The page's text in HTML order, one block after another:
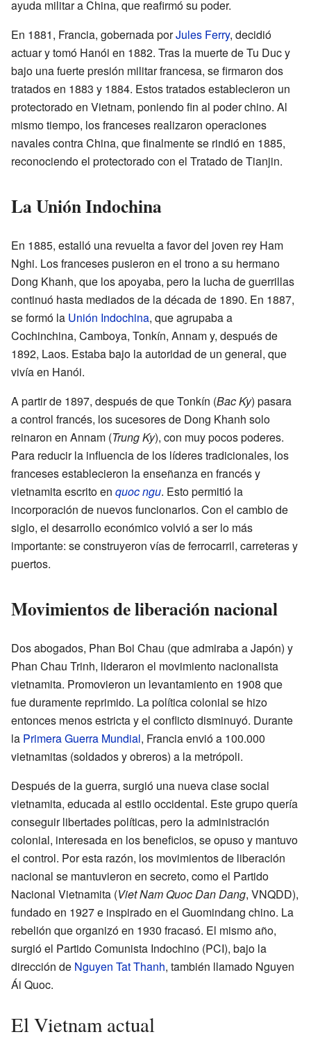
ayuda militar a China, que reafirmó su poder.
En 1881, Francia, gobernada porJules Ferry, decidió
actuar y tomó Hanói en 1882. Tras la muerte de Tu Duc y
bajo una fuerte presión militar francesa, se firmaron dos
tratados en 1883 y 1884. Estos tratados establecieron un
protectorado en Vietnam, poniendo fin al poder chino. Al
mismo tiempo, los franceses realizaron operaciones
navales contra China, que finalmente se rindió en 1885,
reconociendo el protectorado con el Tratado de Tianjin.
La Unión Indochina
En 1885, estalló una revuelta a favor del joven rey Ham
Nghi. Los franceses pusieron en el trono a su hermano
Dong Khanh, que los apoyaba, pero la lucha de guerrillas
continuó hasta mediados de la década de 1890. En 1887,
se formó la Unión Indochina, que agrupaba a
Cochinchina, Camboya, Tonkín, Annam y, después de
1892, Laos. Estaba bajo la autoridad de un general, que
vivía en Hanói.
A partir de 1897, después de que Tonkín (Bac Ky) pasara
a control francés, los sucesores de Dong Khanh solo
reinaron en Annam (Trung Ky), con muy pocos poderes.
Para reducir la influencia de los líderes tradicionales, los
franceses establecieron la enseñanza en francés y
vietnamita escrito en quoc ngu. Esto permitió la
incorporación de nuevos funcionarios. Con el cambio de
siglo, el desarrollo económico volvió a ser lo más
importante: se construyeron vías de ferrocarril, carreteras y
puertos.
Movimientos de liberación nacional
Dos abogados, Phan Boi Chau (que admiraba a Japón) y
Phan Chau Trinh, lideraron el movimiento nacionalista
vietnamita. Promovieron un levantamiento en 1908 que
fue duramente reprimido. La política colonial se hizo
entonces menos estricta y el conflicto disminuyó. Durante
la Primera Guerra Mundial, Francia envió a 100.000
vietnamitas (soldados y obreros) a la metrópoli.
Después de la guerra, surgió una nueva clase social
vietnamita, educada al estilo occidental. Este grupo quería
conseguir libertades políticas, pero la administración
colonial, interesada en los beneficios, se opuso y mantuvo
el control. Por esta razón, los movimientos de liberación
nacional se mantuvieron en secreto, como el Partido
Nacional Vietnamita (Viet Nam Quoc Dan Dang, VNQDD),
fundado en 1927 e inspirado en el Guomindang chino. La
rebelión que organizó en 1930 fracasó. El mismo año,
surgió el Partido Comunista Indochino (PCI), bajo la
dirección de Nguyen Tat Thanh, también llamado Nguyen
Ái Quoc.
El Vietnam actual